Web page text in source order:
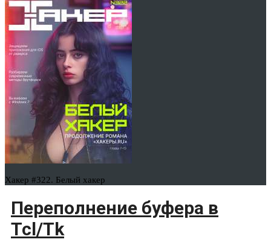
Хакер #322. Белый хакер
Переполнение буфера в
Tcl/Tk